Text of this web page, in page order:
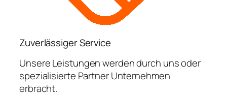
Zuverlässiger Service
Unsere Leistungen werden durch uns oder
spezialisierte Partner Unternehmen
erbracht.